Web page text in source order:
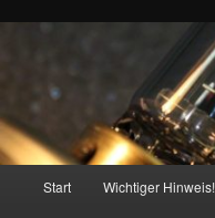
Start Wichtiger Hinweis!